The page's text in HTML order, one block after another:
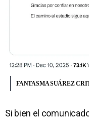
FANTASMA SUÁREZ
Si bien el